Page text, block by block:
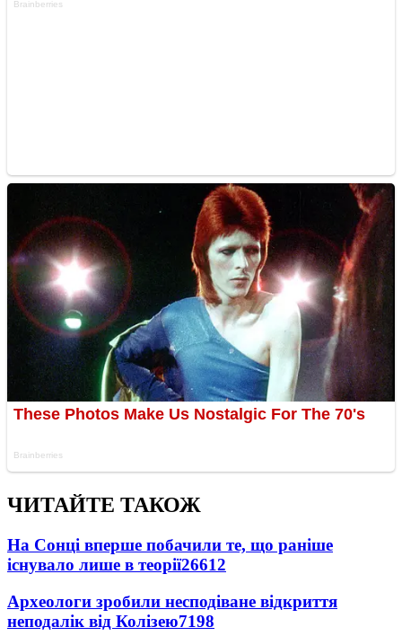
ЧИТАЙТЕ ТАКОЖ
На Сонці вперше побачили те, що раніше
існувало лише в теорії26612
Археологи зробили несподіване відкриття
неподалік від Колізею7198